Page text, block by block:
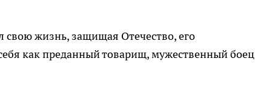
свою жизнь, защищая Отечество, его
как преданный товарищ, мужественный боец